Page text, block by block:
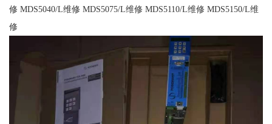
修 MDS5040/L维修 MDS5075/L维修 MDS5110/L维修 MDS5150/L维
修